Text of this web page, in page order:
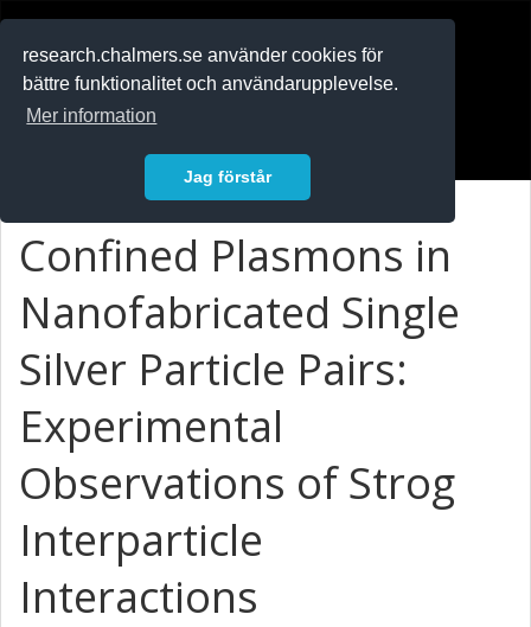
research.chalmers.se använder cookies för
bättre funktionalitet och användarupplevelse.
Mer information
Jag förstår
Confined Plasmons in
Nanofabricated Single
Silver Particle Pairs:
Experimental
Observations of Strog
Interparticle
Interactions